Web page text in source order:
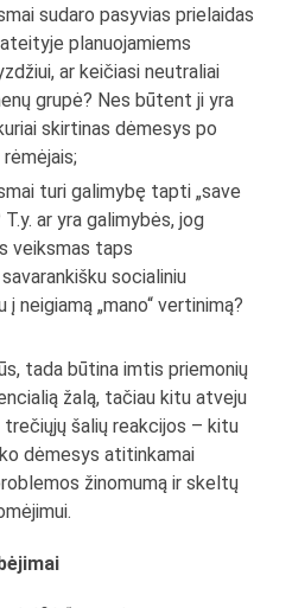
sudaro pasyvias prielaidas
planuojamiems
ar keičiasi neutraliai
grupė? Nes būtent ji yra
skirtinas dėmesys po
turi galimybę tapti „save
T.y. ar yra galimybės, jog
veiksmas taps
socialiniu
į neigiamą „mano“ vertinimą?
tada būtina imtis priemonių
žalą, tačiau kitu atveju
šalių reakcijos – kitu
dėmesys atitinkamai
žinomumą ir skeltų